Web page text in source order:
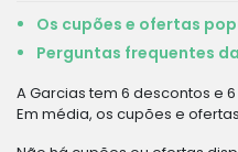
Os cupões e ofertas
Perguntas frequentes
A Garcias tem 6 descontos e
Em média, os cupões e